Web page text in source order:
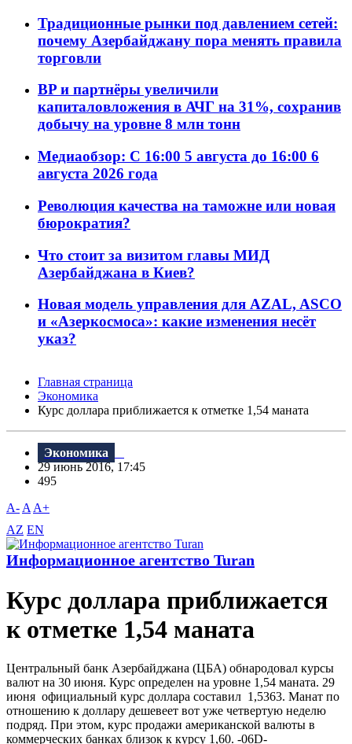
Традиционные рынки под давлением сетей:
почему Азербайджану пора менять правила
торговли
BP и партнёры увеличили
капиталовложения в АЧГ на 31%, сохранив
добычу на уровне 8 млн тонн
Медиаобзор: С 16:00 5 августа до 16:00 6
августа 2026 года
Революция качества на таможне или новая
бюрократия?
Что стоит за визитом главы МИД
Азербайджана в Киев?
Новая модель управления для AZAL, ASCO
и «Азеркосмоса»: какие изменения несёт
указ?
Главная страница
Экономика
Курс доллара приближается к отметке 1,54 маната
Экономика
29 июнь 2016, 17:45
495
A- A A+
AZ EN
Информационное агентство Turan
Курс доллара приближается
к отметке 1,54 маната
Центральный банк Азербайджана (ЦБА) обнародовал курсы
валют на 30 июня. Курс определен на уровне 1,54 маната. 29
июня официальный курс доллара составил 1,5363. Манат по
отношению к доллару дешевеет вот уже четвертую неделю
подряд. При этом, курс продажи американской валюты в
коммерческих банках близок к курсу 1,60. -06D-